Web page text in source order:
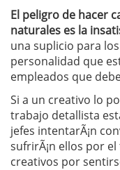
El peligro de hacer
naturales es la
una suplicio para
personalidad que
empleados que
Si a un creativo lo
trabajo detallista
jefes intentarÃ¡n
sufrirÃ¡n ellos por
creativos por